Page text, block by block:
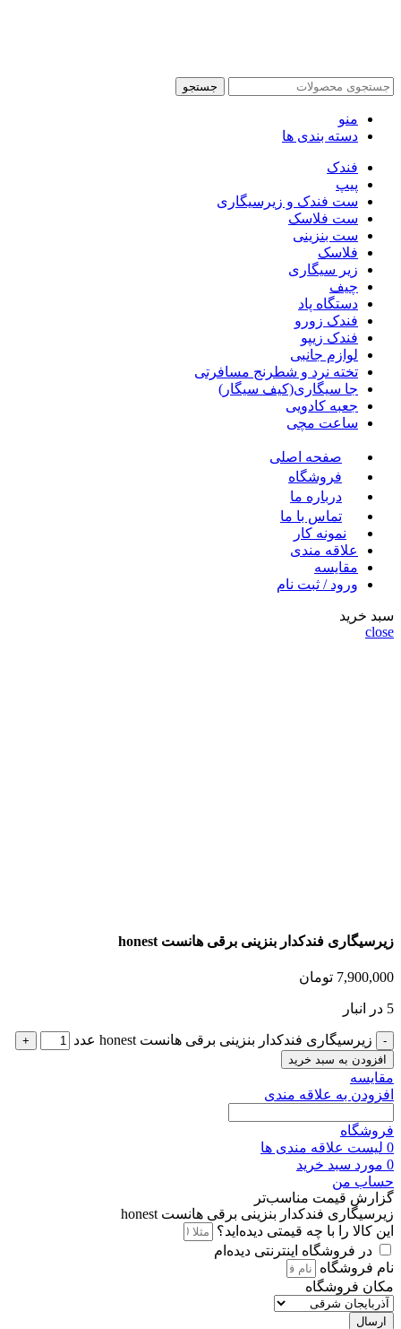
جستجو
منو
دسته بندی ها
فندک
پیپ
ست فندک و زیرسیگاری
ست فلاسک
ست بنزینی
فلاسک
زیر سیگاری
چیف
دستگاه پاد
فندک زورو
فندک زیپو
لوازم جانبی
تخته نرد و شطرنج مسافرتی
جا سیگاری(کیف سیگار)
جعبه کادویی
ساعت مچی
صفحه اصلی
فروشگاه
درباره ما
تماس با ما
نمونه کار
علاقه مندی
مقايسه
ورود / ثبت نام
سبد خرید
close
زیرسیگاری فندکدار بنزینی برقی هانست honest
7,900,000 تومان
5 در انبار
زیرسیگاری فندکدار بنزینی برقی هانست honest عدد
افزودن به سبد خرید
مقايسه
افزودن به علاقه مندی
فروشگاه
0 لیست علاقه مندی ها
0 مورد سبد خرید
حساب من
گزارش قیمت مناسب‌تر
زیرسیگاری فندکدار بنزینی برقی هانست honest
این کالا را با چه قیمتی دیده‌اید؟
در فروشگاه اینترنتی دیده‌ام
نام فروشگاه
مکان فروشگاه
ارسال